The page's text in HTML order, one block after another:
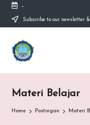
content
-
Subscribe to our newsletter
S
M
S
y
Sekolah
Nasional
Ahlussunnah
Wal
Jamaah
Materi Belajar
Home Postingan Materi